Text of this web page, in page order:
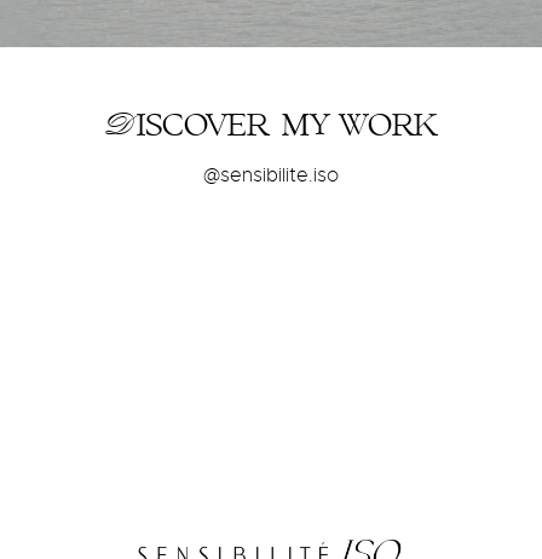
Discover my work
@sensibilite.iso